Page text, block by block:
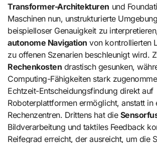
Transformer-Architekturen und
Maschinen nun, unstrukturierte
beispielloser Genauigkeit zu
autonome Navigation von kontrollierten
zu offenen Szenarien beschleunigt wird.
Rechenkosten drastisch gesunken,
Computing-Fähigkeiten stark
Echtzeit-Entscheidungsfindung direkt auf
Roboterplattformen ermöglicht, anstatt in
Rechenzentren. Drittens hat die
Bildverarbeitung und taktiles Feedback
Reifegrad erreicht, der ausreicht, um die